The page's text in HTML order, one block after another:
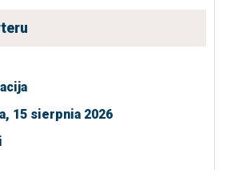
15 sierpnia 2026